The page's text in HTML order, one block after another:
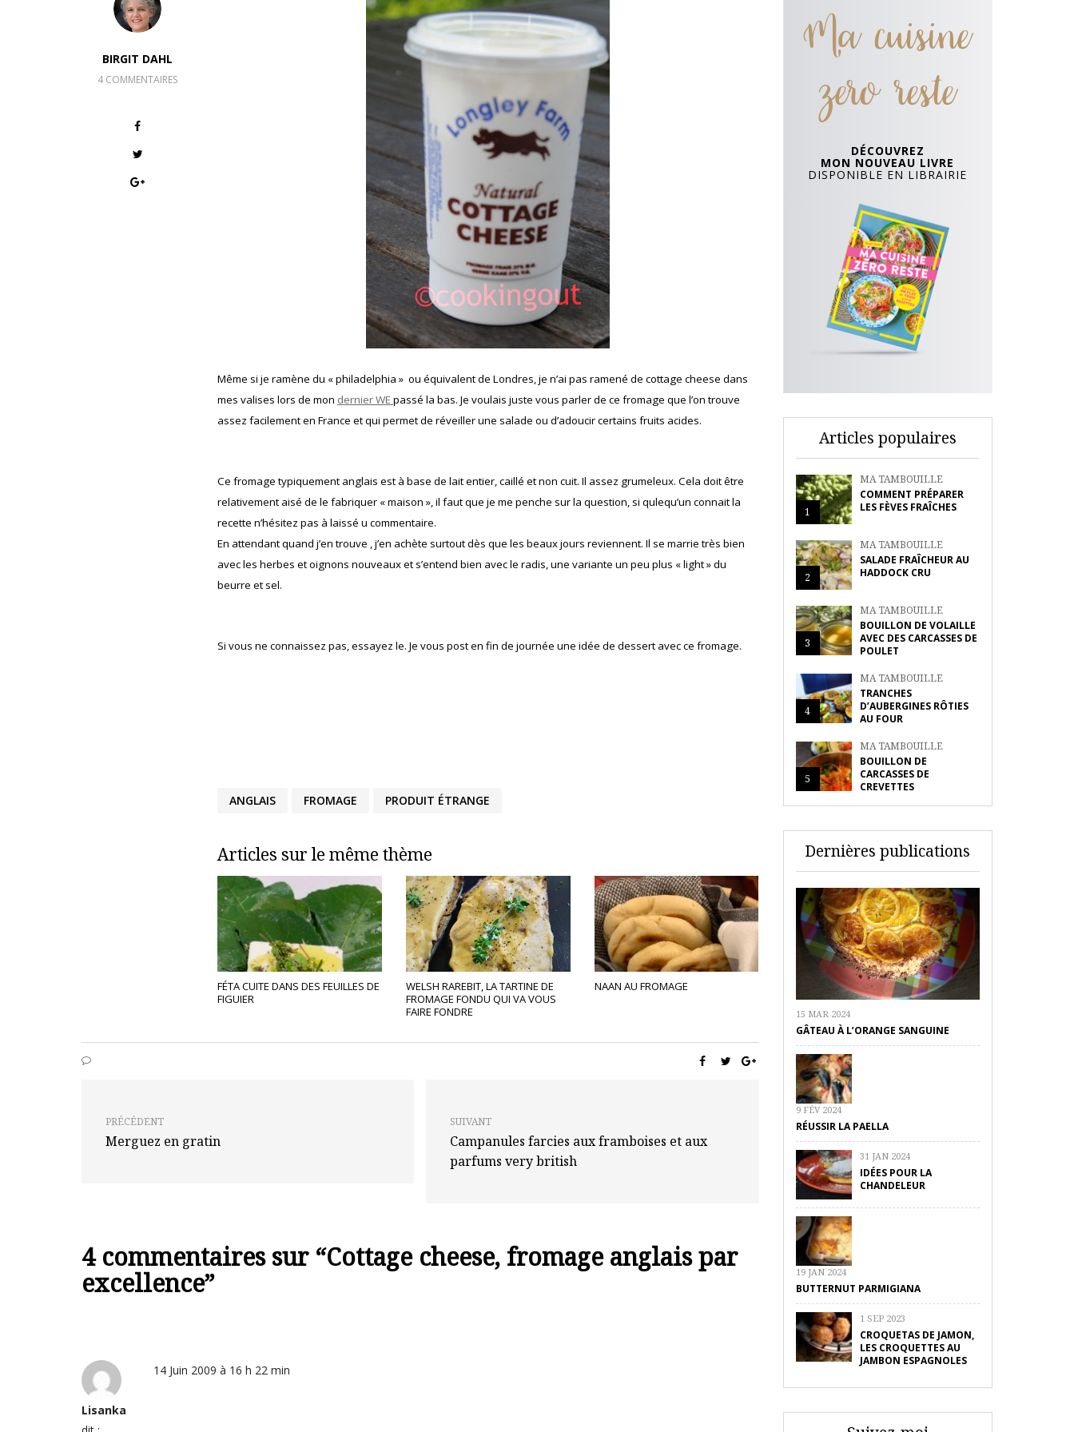
BIRGIT DAHL
4 COMMENTAIRES
Même si je ramène du « philadelphia » ou équivalent de Londres, je n’ai pas ramené de cottage cheese dans
mes valises lors de mon dernier WE passé la bas. Je voulais juste vous parler de ce fromage que l’on trouve
assez facilement en France et qui permet de réveiller une salade ou d’adoucir certains fruits acides.
Ce fromage typiquement anglais est à base de lait entier, caillé et non cuit. Il assez grumeleux. Cela doit être
relativement aisé de le fabriquer « maison », il faut que je me penche sur la question, si qulequ’un connait la
recette n’hésitez pas à laissé u commentaire.
En attendant quand j’en trouve , j’en achète surtout dès que les beaux jours reviennent. Il se marrie très bien
avec les herbes et oignons nouveaux et s’entend bien avec le radis, une variante un peu plus « light » du
beurre et sel.
Si vous ne connaissez pas, essayez le. Je vous post en fin de journée une idée de dessert avec ce fromage.
ANGLAIS FROMAGE PRODUIT ÉTRANGE
Articles sur le même thème
FÉTA CUITE DANS DES FEUILLES DE
FIGUIER
WELSH RAREBIT, LA TARTINE DE
FROMAGE FONDU QUI VA VOUS
FAIRE FONDRE
NAAN AU FROMAGE
PRÉCÉDENT
Merguez en gratin
SUIVANT
Campanules farcies aux framboises et aux
parfums very british
4 commentaires sur “Cottage cheese, fromage anglais par
excellence”
Lisanka
14 Juin 2009 à 16 h 22 min
Ma cuisine
zero reste
DÉCOUVREZ
MON NOUVEAU LIVRE
DISPONIBLE EN LIBRAIRIE
Articles populaires
1
MA TAMBOUILLE
COMMENT PRÉPARER
LES FÈVES FRAÎCHES
2
MA TAMBOUILLE
SALADE FRAÎCHEUR AU
HADDOCK CRU
3
MA TAMBOUILLE
BOUILLON DE VOLAILLE
AVEC DES CARCASSES DE
POULET
4
MA TAMBOUILLE
TRANCHES
D’AUBERGINES RÔTIES
AU FOUR
5
MA TAMBOUILLE
BOUILLON DE
CARCASSES DE
CREVETTES
Dernières publications
15 MAR 2024
GÂTEAU À L’ORANGE SANGUINE
9 FÉV 2024
RÉUSSIR LA PAELLA
31 JAN 2024
IDÉES POUR LA
CHANDELEUR
19 JAN 2024
BUTTERNUT PARMIGIANA
1 SEP 2023
CROQUETAS DE JAMON,
LES CROQUETTES AU
JAMBON ESPAGNOLES